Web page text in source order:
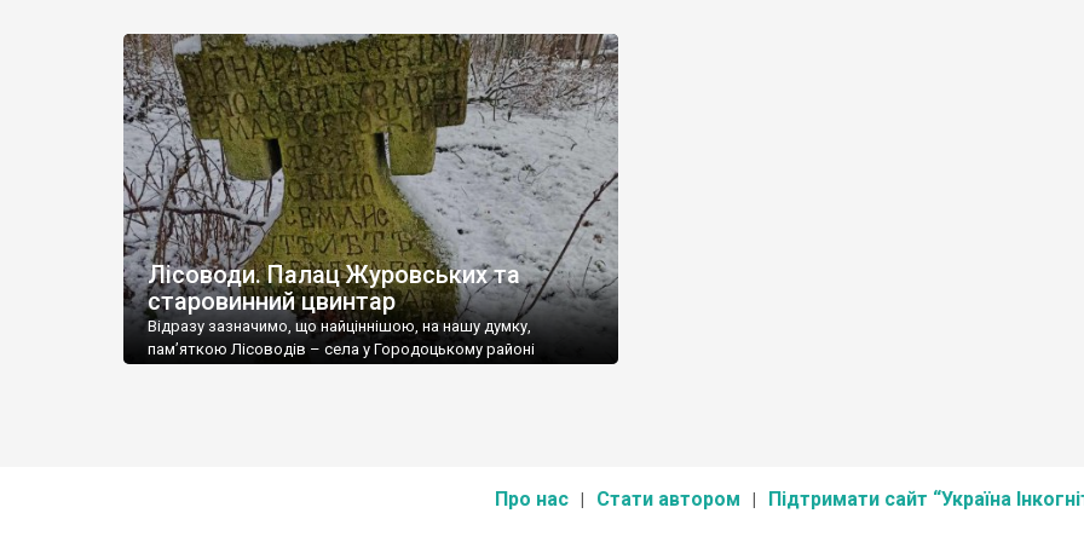
продемонструвати щасливе та радісне колгоспне життя.
Стара ж ділянка лісоводського цвинтаря цілком могла би
стати декорацією трилера “Між високими кущами”. Від
початку на очі […]
Лісоводи. Палац Журовських та
старовинний цвинтар
Відразу зазначимо, що найціннішою, на нашу думку,
пам’яткою Лісоводів – села у Городоцькому районі
Про нас Стати автором Підтримати сайт “Україна